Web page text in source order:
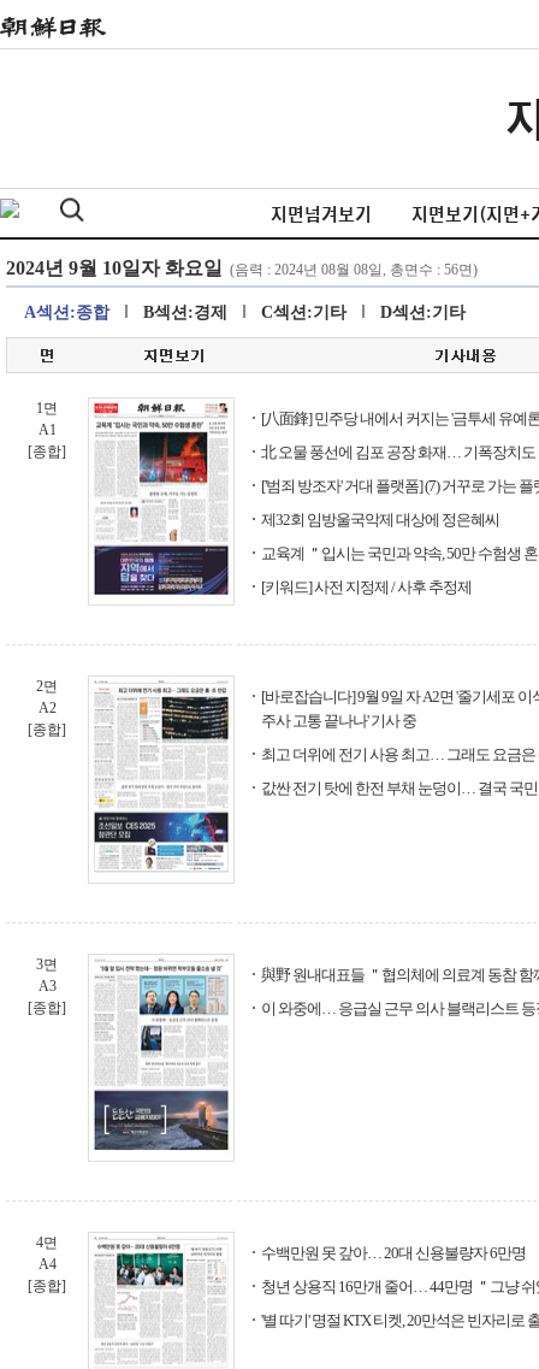
지면넘겨보기 지면보기(지면+
A섹션:종합 B섹션:경제 C섹션:기타 D섹션:기타
1면
A1
[종합]
[八面鋒] 민주당 내에서 커지는 '금투세 유예
北 오물 풍선에 김포 공장 화재… 기폭장치도
['범죄 방조자' 거대 플랫폼] (7) 거꾸로 가는 플
제32회 임방울국악제 대상에 정은혜씨
교육계 ＂입시는 국민과 약속, 50만 수험생
[키워드] 사전 지정제 / 사후 추정제
2면
A2
[종합]
[바로잡습니다] 9월 9일 자 A2면 '줄기세포
주사 고통 끝나나' 기사 중
최고 더위에 전기 사용 최고… 그래도 요금은
값싼 전기 탓에 한전 부채 눈덩이… 결국 국
3면
A3
[종합]
與野 원내대표들 ＂협의체에 의료계 동참 함
이 와중에… 응급실 근무 의사 블랙리스트 등
4면
A4
[종합]
수백만원 못 갚아… 20대 신용불량자 6만명
청년 상용직 16만개 줄어… 44만명 ＂그냥
'별 따기' 명절 KTX 티켓, 20만석은 빈자리로